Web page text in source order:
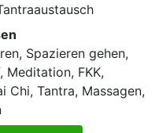
Spazieren gehen,
Meditation, FKK,
Chi, Tantra, Massagen,